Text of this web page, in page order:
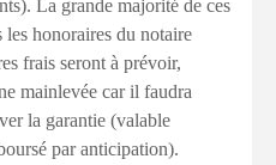
La grande majorité de ces
les honoraires du notaire
frais seront à prévoir,
mainlevée car il faudra
la garantie (valable
par anticipation).